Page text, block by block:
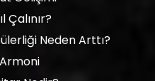
Çalınır?
Neden Arttı?